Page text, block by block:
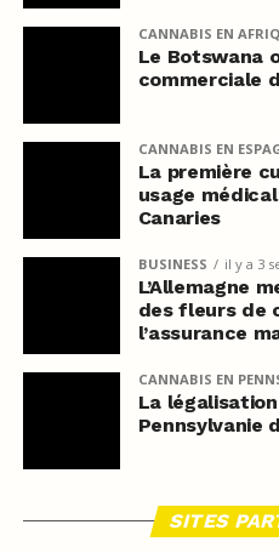
CANNABIS EN
Le Botswana
commerciale
CANNABIS EN
La première
usage
Canaries
BUSINESS il y a 3
L’Allemagne
des fleurs de
l’assurance
CANNABIS EN
La
Pennsylvanie
SITES